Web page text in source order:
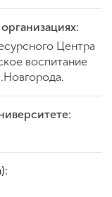
Центра
воспитание